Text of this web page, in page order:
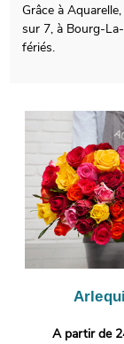
Grâce à
sur 7, à Bourg-
fériés.
soit esthétique et
vase de
florale. Avant
consulterez
la conformité de
effectué. Notre
photo imprimée
personnalisé.
A partir de